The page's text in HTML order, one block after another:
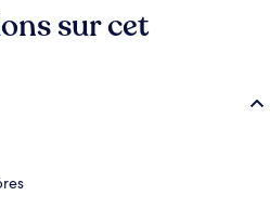
à 4 min et Station de métro
sur cet